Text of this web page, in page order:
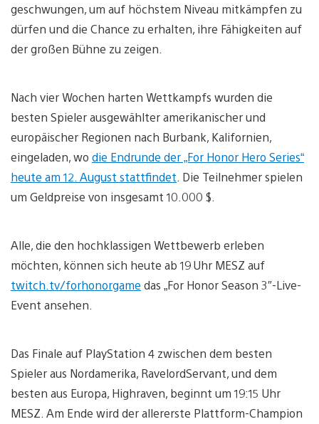
geschwungen, um auf höchstem Niveau mitkämpfen zu
dürfen und die Chance zu erhalten, ihre Fähigkeiten auf
der großen Bühne zu zeigen.
Nach vier Wochen harten Wettkampfs wurden die
besten Spieler ausgewählter amerikanischer und
europäischer Regionen nach Burbank, Kalifornien,
eingeladen, wo die Endrunde der „For Honor Hero Series“
heute am 12. August stattfindet . Die Teilnehmer spielen
um Geldpreise von insgesamt 10.000 $.
Alle, die den hochklassigen Wettbewerb erleben
möchten, können sich heute ab 19 Uhr MESZ auf
twitch.tv/forhonorgame das „For Honor Season 3″-Live-
Event ansehen.
Das Finale auf PlayStation 4 zwischen dem besten
Spieler aus Nordamerika, RavelordServant, und dem
besten aus Europa, Highraven, beginnt um 19:15 Uhr
MESZ. Am Ende wird der allererste Plattform-Champion